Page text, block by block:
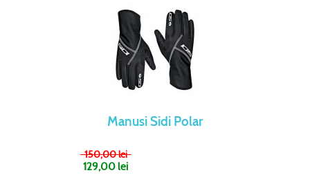
Manusi Sidi Polar
150,00 lei
129,00 lei